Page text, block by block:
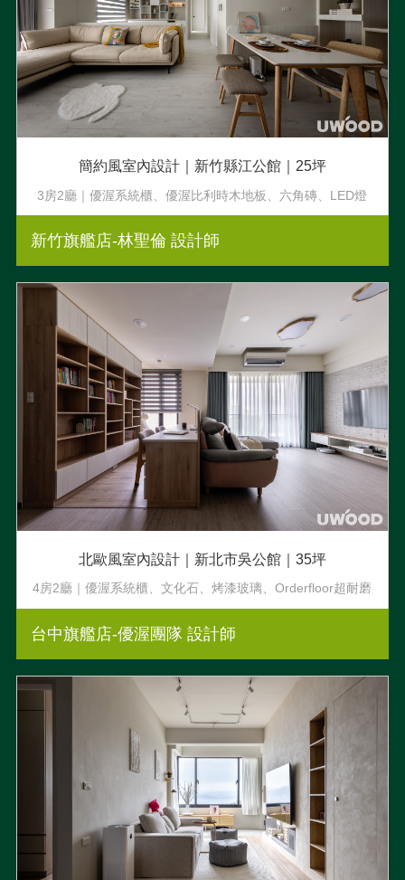
簡約風室內設計｜新竹縣江公館｜25坪
3房2廳｜優渥系統櫃、優渥比利時木地板、六角磚、LED燈
條
新竹旗艦店-林聖倫 設計師
北歐風室內設計｜新北市吳公館｜35坪
4房2廳｜優渥系統櫃、文化石、烤漆玻璃、Orderfloor超耐磨
木地板
台中旗艦店-優渥團隊 設計師